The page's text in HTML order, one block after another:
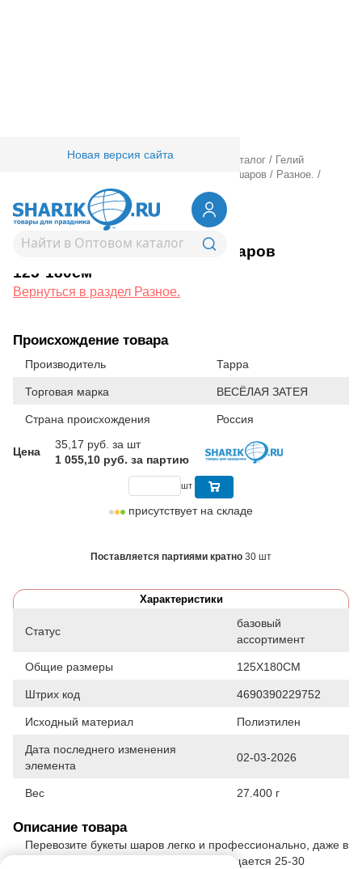
Новая версия сайта
Товары для праздника/ Оптовый каталог / Гелий
Аксессуары для шаров / Разное. /
Пакет д/надутых шаров 125*180см
1302-0812Пакет д/надутых шаров
125*180см
Вернуться в раздел Разное.
Происхождение товара
Производитель Тарра
Торговая марка ВЕСЁЛАЯ ЗАТЕЯ
Страна происхождения Россия
Цена
35,17 руб. за шт
1 055,10 руб. за партию
шт
присутствует на складе
Поставляется партиями кратно 30 шт
Характеристики
Статус
базовый
ассортимент
Общие размеры 125Х180СМ
Штрих код 4690390229752
Исходный материал Полиэтилен
Дата последнего изменения
элемента
02-03-2026
Вес 27.400 г
Описание товара
Перевозите букеты шаров легко и профессионально, даже в
сырую и ветреную погоду! В пакет вмещается 25-30